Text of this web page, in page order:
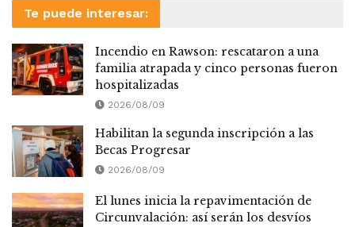
Te puede interesar:
Incendio en Rawson: rescataron a una
familia atrapada y cinco personas fueron
hospitalizadas
2026/08/09
Habilitan la segunda inscripción a las
Becas Progresar
2026/08/09
El lunes inicia la repavimentación de
Circunvalación: así serán los desvíos